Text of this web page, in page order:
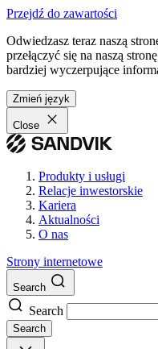
Przejdź do zawartości
Odwiedzasz teraz naszą
przełączyć się na naszą
bardziej wyczerpujące
Zmień język
Close
Produkty i usługi
Relacje inwestorskie
Kariera
Aktualności
O nas
Strony internetowe
Search
Search
Search